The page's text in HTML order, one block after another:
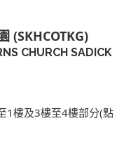
(SKHCOTKG)
CHURCH SADICK
1樓及3樓至4樓部分(點